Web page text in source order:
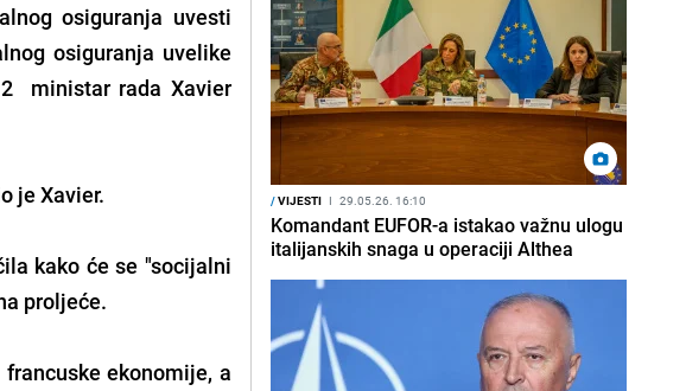
osiguranja uvesti
osiguranja uvelike
ministar rada Xavier
je Xavier.
kako će se "socijalni
proljeće.
ekonomije, a
/VIJESTI I 29.05.26. 16:10
Komandant EUFOR-a istakao važnu ulogu
italijanskih snaga u operaciji Althea